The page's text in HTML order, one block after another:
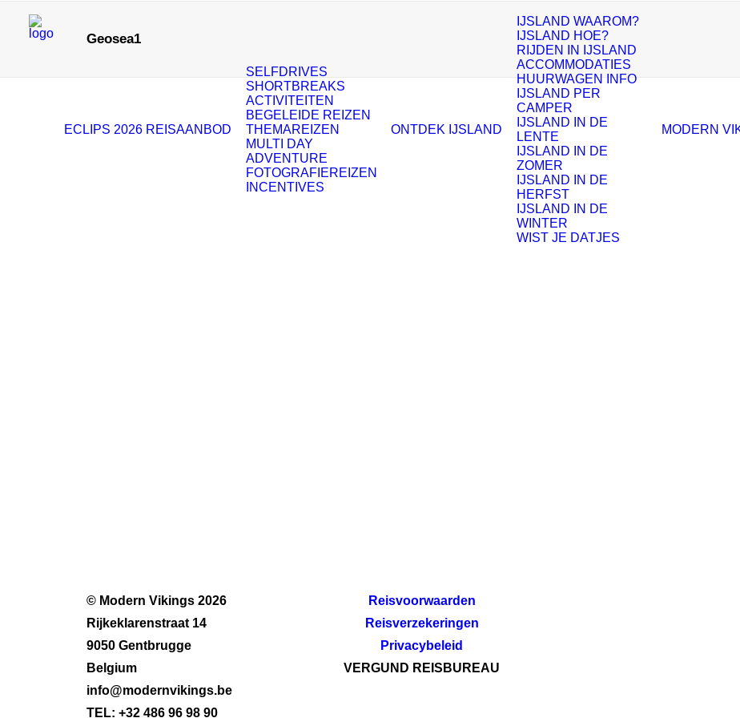
ECLIPS 2026 REISAANBOD
SELFDRIVES
SHORTBREAKS
ACTIVITEITEN
BEGELEIDE REIZEN
THEMAREIZEN
MULTI DAY
ADVENTURE
FOTOGRAFIEREIZEN
INCENTIVES
ONTDEK IJSLAND
IJSLAND WAAROM?
IJSLAND HOE?
RIJDEN IN IJSLAND
ACCOMMODATIES
HUURWAGEN INFO
IJSLAND PER
CAMPER
IJSLAND IN DE
LENTE
IJSLAND IN DE
ZOMER
IJSLAND IN DE
HERFST
IJSLAND IN DE
WINTER
WIST JE DATJES
MODERN
Geosea1
© Modern Vikings 2026
Rijkeklarenstraat 14
9050 Gentbrugge
Belgium
info@modernvikings.be
TEL: +32 486 96 98 90
Reisvoorwaarden
Reisverzekeringen
Privacybeleid
VERGUND REISBUREAU